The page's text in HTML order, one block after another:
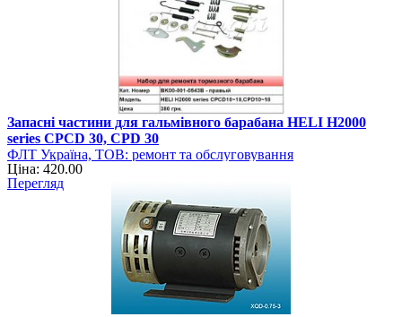
Запасні частини для гальмівного барабана HELI H2000
series CPCD 30, CPD 30
ФЛТ Україна, ТОВ: ремонт та обслуговування
навантажувально-розвантажувальної техніки
Ціна: 420.00
Перегляд